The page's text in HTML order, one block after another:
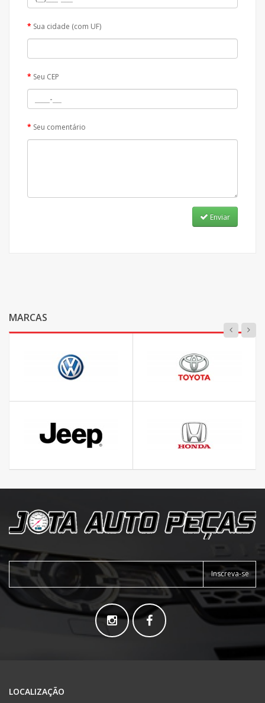
Sua cidade (com UF)
Seu CEP
Seu comentário
Enviar
MARCAS
Inscreva-se
LOCALIZAÇÃO